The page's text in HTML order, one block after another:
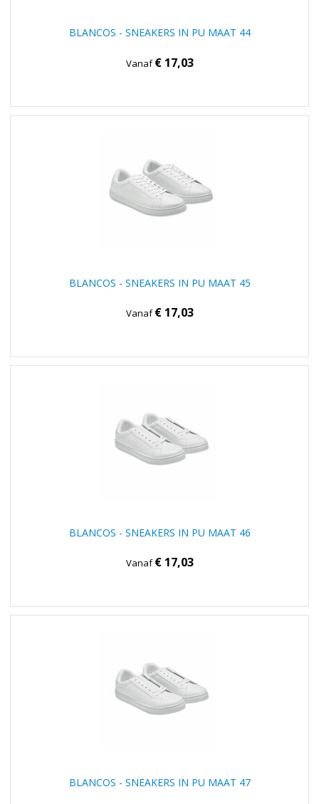
BLANCOS - SNEAKERS IN PU MAAT 44
Vanaf€ 17,03
BLANCOS - SNEAKERS IN PU MAAT 45
Vanaf€ 17,03
BLANCOS - SNEAKERS IN PU MAAT 46
Vanaf€ 17,03
BLANCOS - SNEAKERS IN PU MAAT 47